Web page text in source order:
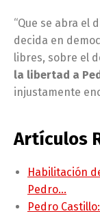
“Que se abra el
decida en
libres, sobre el
la libertad a
injustamente
Artículos
Habilitación
Pedro…
Pedro